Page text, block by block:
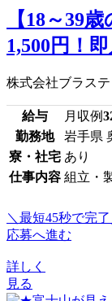
【18～39
1,500円！
株式会社ブラス
給与 月収例
勤務地
岩手県
寮・社宅 あり
仕事内容 組立・
＼最短45秒で完了
応募へ進む
詳しく
見る